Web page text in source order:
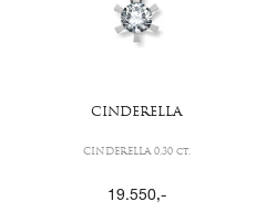
CINDERELLA
CINDERELLA 0,30 ct.
19.550,-